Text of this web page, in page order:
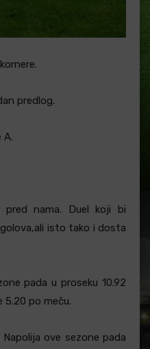
predlog.
A.
nama. Duel koji bi
isto tako i dosta
pada u proseku 10.92
5.20 po meču.
ove sezone pada